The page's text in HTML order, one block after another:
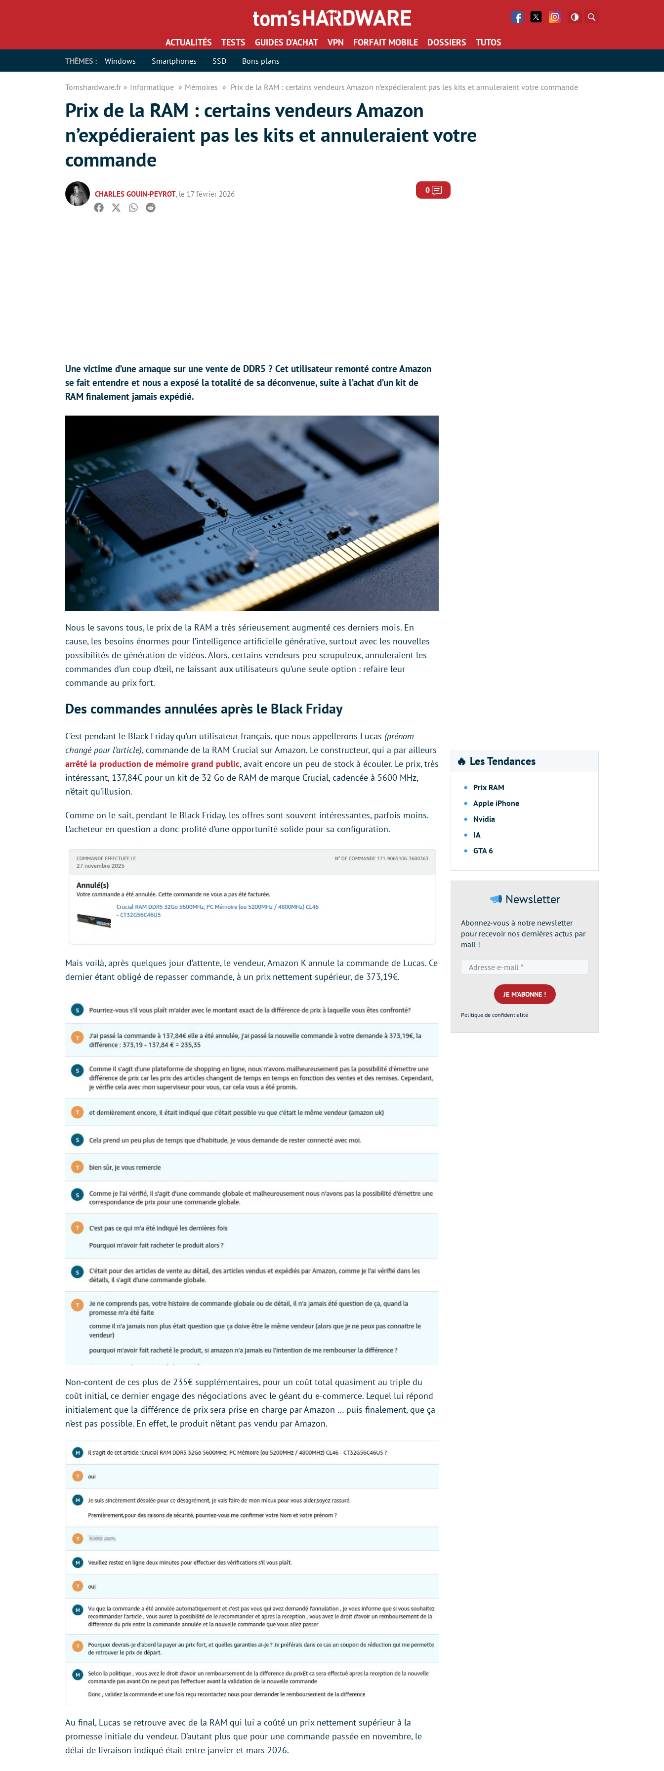
Facebook
Twitter Facebook
ACTUALITÉS TESTS GUIDES D’ACHAT VPN FORFAIT MOBILE DOSSIERS TUTOS
THÈMES : Windows Smartphones SSD Bons plans
Tomshardware.fr Informatique Mémoires Prix de la RAM : certains vendeurs Amazon n’expédieraient pas les kits et annuleraient votre commande
Prix de la RAM : certains vendeurs Amazon
n’expédieraient pas les kits et annuleraient votre
commande
CHARLES GOUIN-PEYROT, le 17 février 2026 0 Commentaires
Facebook
TwitterWhatsapp
Reddit
Une victime d’une arnaque sur une vente de DDR5 ? Cet utilisateur remonté contre Amazon
se fait entendre et nous a exposé la totalité de sa déconvenue, suite à l’achat d’un kit de
RAM finalement jamais expédié.
Nous le savons tous, le prix de la RAM a très sérieusement augmenté ces derniers mois. En
cause, les besoins énormes pour l’intelligence artificielle générative, surtout avec les nouvelles
possibilités de génération de vidéos. Alors, certains vendeurs peu scrupuleux, annuleraient les
commandes d’un coup d’œil, ne laissant aux utilisateurs qu’une seule option : refaire leur
commande au prix fort.
Des commandes annulées après le Black Friday
C’est pendant le Black Friday qu’un utilisateur français, que nous appellerons Lucas (prénom
changé pour l’article), commande de la RAM Crucial sur Amazon. Le constructeur, qui a par ailleurs
arrêté la production de mémoire grand public, avait encore un peu de stock à écouler. Le prix, très
intéressant, 137,84€ pour un kit de 32 Go de RAM de marque Crucial, cadencée à 5600 MHz,
n’était qu’illusion.
Comme on le sait, pendant le Black Friday, les offres sont souvent intéressantes, parfois moins.
L’acheteur en question a donc profité d’une opportunité solide pour sa configuration.
Mais voilà, après quelques jour d’attente, le vendeur, Amazon K annule la commande de Lucas. Ce
dernier étant obligé de repasser commande, à un prix nettement supérieur, de 373,19€.
Non-content de ces plus de 235€ supplémentaires, pour un coût total quasiment au triple du
coût initial, ce dernier engage des négociations avec le géant du e-commerce. Lequel lui répond
initialement que la différence de prix sera prise en charge par Amazon … puis finalement, que ça
n’est pas possible. En effet, le produit n’étant pas vendu par Amazon.
Au final, Lucas se retrouve avec de la RAM qui lui a coûté un prix nettement supérieur à la
promesse initiale du vendeur. D’autant plus que pour une commande passée en novembre, le
délai de livraison indiqué était entre janvier et mars 2026.
🔥 Les Tendances
Prix RAM
Apple iPhone
Nvidia
IA
GTA 6
Newsletter
Abonnez-vous à notre newsletter
pour recevoir nos dernières actus par
mail !
e-
mail
*
Politique de confidentialité